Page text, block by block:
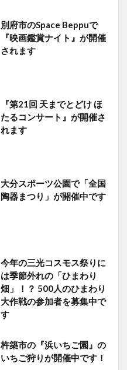
別府市のSpace Beppuで
『映画鑑賞ナイト』が開催
されます
『第21回 天までとどけ ほ
たるコンサート』が開催さ
れます
大分スポーツ公園で「全国
陶器まつり」が開催中です
今年の三光コスモス祭りに
は季節外れの「ひまわり
畑」！？ 500人のひまわり
大作戦の参加者を募集中で
す
杵築市の『浜いちご園』の
いちご狩りが開催中です！